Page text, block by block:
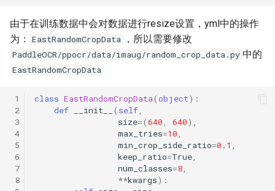
由于在训练数据中会对数据进行resize设置，yml中的操作
为：
EastRandomCropData ，所以需要修改
PaddleOCR/ppocr/data/imaug/random_crop_data.py 中的
EastRandomCropData
1
2
3
4
5
6
7
8
class EastRandomCropData(object):
def
__init__ ( self,
size=(640, 640),
max_tries=10,
min_crop_side_ratio=0.1 ,
keep_ratio=True,
num_classes=8,
**kwargs):